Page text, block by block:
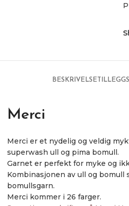
BESKRIVELSE
Merci
Merci er et nydelig og veldig
superwash ull og pima bomull.
Garnet er perfekt for myke og
Kombinasjonen av ull og
bomullsgarn.
Merci kommer i 26 farger.